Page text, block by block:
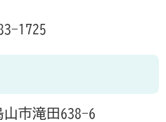
1725
滝田638-6